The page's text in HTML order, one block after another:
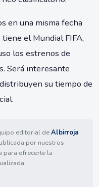
en una misma fecha
el Mundial FIFA,
los estrenos de
Será interesante
su tiempo de
editorial deAlbirroja
por nuestros
para ofrecerte la